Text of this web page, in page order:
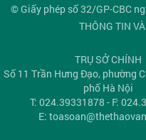
© Giấy phép số 32/GP-CBC
THÔNG TIN
TRỤ SỞ CHÍNH
Số 11 Trần Hưng Đạo, phường
phố Hà Nội
T: 024.39331878 - F:
E: